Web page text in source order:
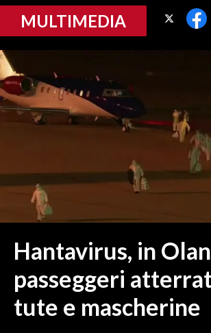
CRONACA SARDEGNA
PROVINCIA DI CAGLIARI
SULCIS IGLESIENTE
MEDIO CAMPIDANO
ORISTANO E PROVINCIA
GALLURA
NUORO E PROVINCIA
OGLIASTRA
ITALIA
MONDO
MULTIMEDIA
Hantavirus, in
passeggeri
tute e mascherine